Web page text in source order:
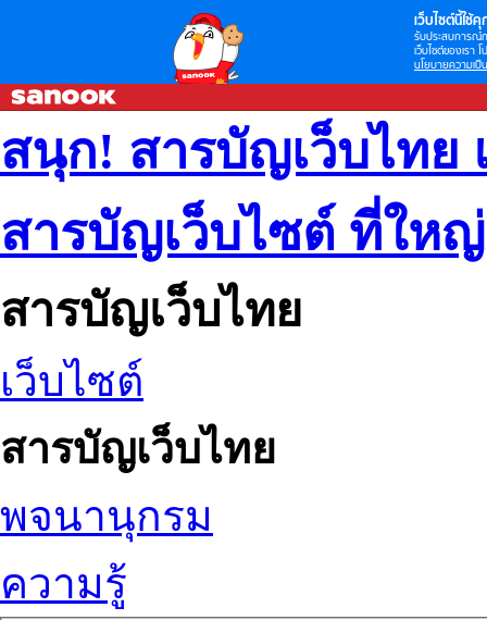
เว็บไซต์นี้ใช้คุ
รับประสบการณ์
เว็บไซต์ของเรา
นโยบายความเป็
สนุก! สารบัญเว็บไทย
สารบัญเว็บไซต์ ที่ให
สารบัญเว็บไทย
เว็บไซต์
สารบัญเว็บไทย
พจนานุกรม
ความรู้